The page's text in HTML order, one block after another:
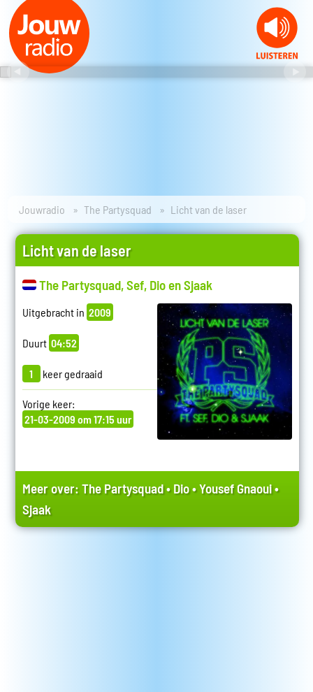
Jouwradio The Partysquad Licht van de laser
Licht van de laser
The Partysquad, Sef, Dio en Sjaak
Uitgebracht in 2009
Duurt 04:52
1 keer gedraaid
Vorige keer:
21-03-2009 om 17:15 uur
Meer over:The Partysquad•Dio•Yousef Gnaoui•
Sjaak